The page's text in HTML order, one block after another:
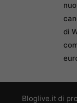
di
Bloglive.it di